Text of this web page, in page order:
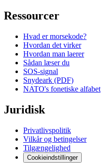
Ressourcer
Hvad er morsekode?
Hvordan det virker
Hvordan man laerer
Sådan læser du
SOS-signal
Snydeark (PDF)
NATO's fonetiske alfabet
Juridisk
Privatlivspolitik
Vilkår og betingelser
Tilgængelighed
Cookieindstillinger